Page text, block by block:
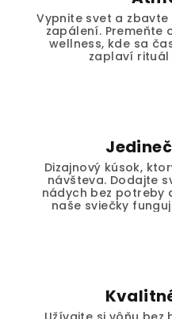
Vypnite svet a zbavte
zapálení. Premeňte
wellness, kde sa
zaplaví
Dizajnový kúsok,
návšteva. Dodajte
nádych bez potreby
naše sviečky